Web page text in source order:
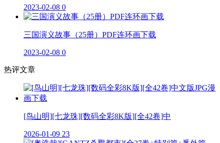
2023-02-08 0
三国演义故事（25册）PDF连环画下载
2023-02-08 0
热评文章
[鸟山明][七龙珠][数码全彩8K版][全42卷]中
2026-01-09 23